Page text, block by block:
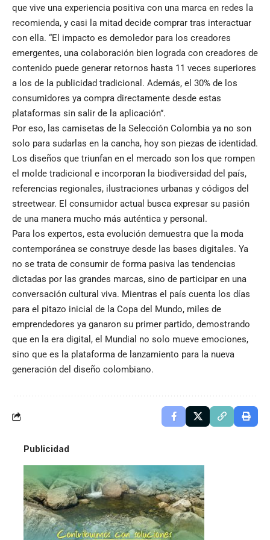
que vive una experiencia positiva con una marca en redes la
recomienda, y casi la mitad decide comprar tras interactuar
con ella. “El impacto es demoledor para los creadores
emergentes, una colaboración bien lograda con creadores de
contenido puede generar retornos hasta 11 veces superiores
a los de la publicidad tradicional. Además, el 30% de los
consumidores ya compra directamente desde estas
plataformas sin salir de la aplicación”.
Por eso, las camisetas de la Selección Colombia ya no son
solo para sudarlas en la cancha, hoy son piezas de identidad.
Los diseños que triunfan en el mercado son los que rompen
el molde tradicional e incorporan la biodiversidad del país,
referencias regionales, ilustraciones urbanas y códigos del
streetwear. El consumidor actual busca expresar su pasión
de una manera mucho más auténtica y personal.
Para los expertos, esta evolución demuestra que la moda
contemporánea se construye desde las bases digitales. Ya
no se trata de consumir de forma pasiva las tendencias
dictadas por las grandes marcas, sino de participar en una
conversación cultural viva. Mientras el país cuenta los días
para el pitazo inicial de la Copa del Mundo, miles de
emprendedores ya ganaron su primer partido, demostrando
que en la era digital, el Mundial no solo mueve emociones,
sino que es la plataforma de lanzamiento para la nueva
generación del diseño colombiano.
Publicidad